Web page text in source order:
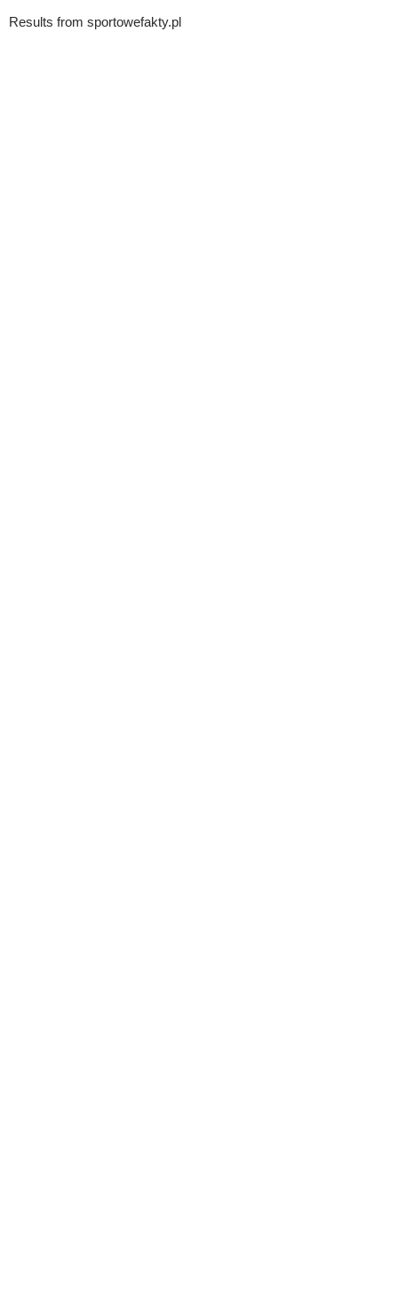
Results from sportowefakty.pl